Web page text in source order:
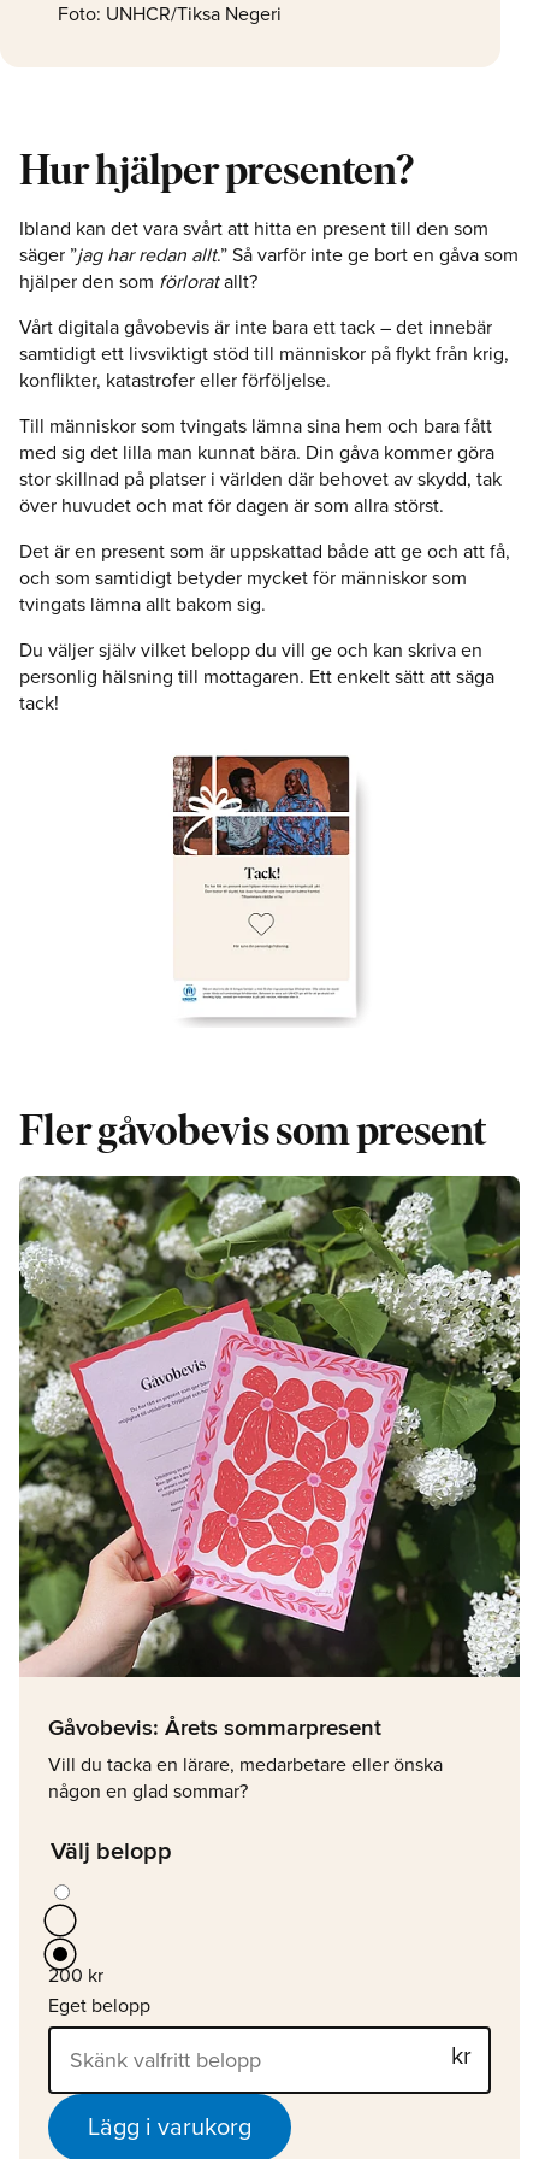
Foto: UNHCR/Tiksa Negeri
Hur hjälper presenten?
Ibland kan det vara svårt att hitta en present till den som
säger ”jag har redan allt.” Så varför inte ge bort en gåva som
hjälper den som förloratallt?
Vårt digitala gåvobevis är inte bara ett tack – det innebär
samtidigt ett livsviktigt stöd till människor på flykt från krig,
konflikter, katastrofer eller förföljelse.
Till människor som tvingats lämna sina hem och bara fått
med sig det lilla man kunnat bära. Din gåva kommer göra
stor skillnad på platser i världen där behovet av skydd, tak
över huvudet och mat för dagen är som allra störst.
Det är en present som är uppskattad både att ge och att få,
och som samtidigt betyder mycket för människor som
tvingats lämna allt bakom sig.
Du väljer själv vilket belopp du vill ge och kan skriva en
personlig hälsning till mottagaren. Ett enkelt sätt att säga
tack!
Fler gåvobevis som present
Gåvobevis: Årets sommarpresent
Vill du tacka en lärare, medarbetare eller önska
någon en glad sommar?
Välj belopp
200 kr
Eget belopp
Lägg i varukorg